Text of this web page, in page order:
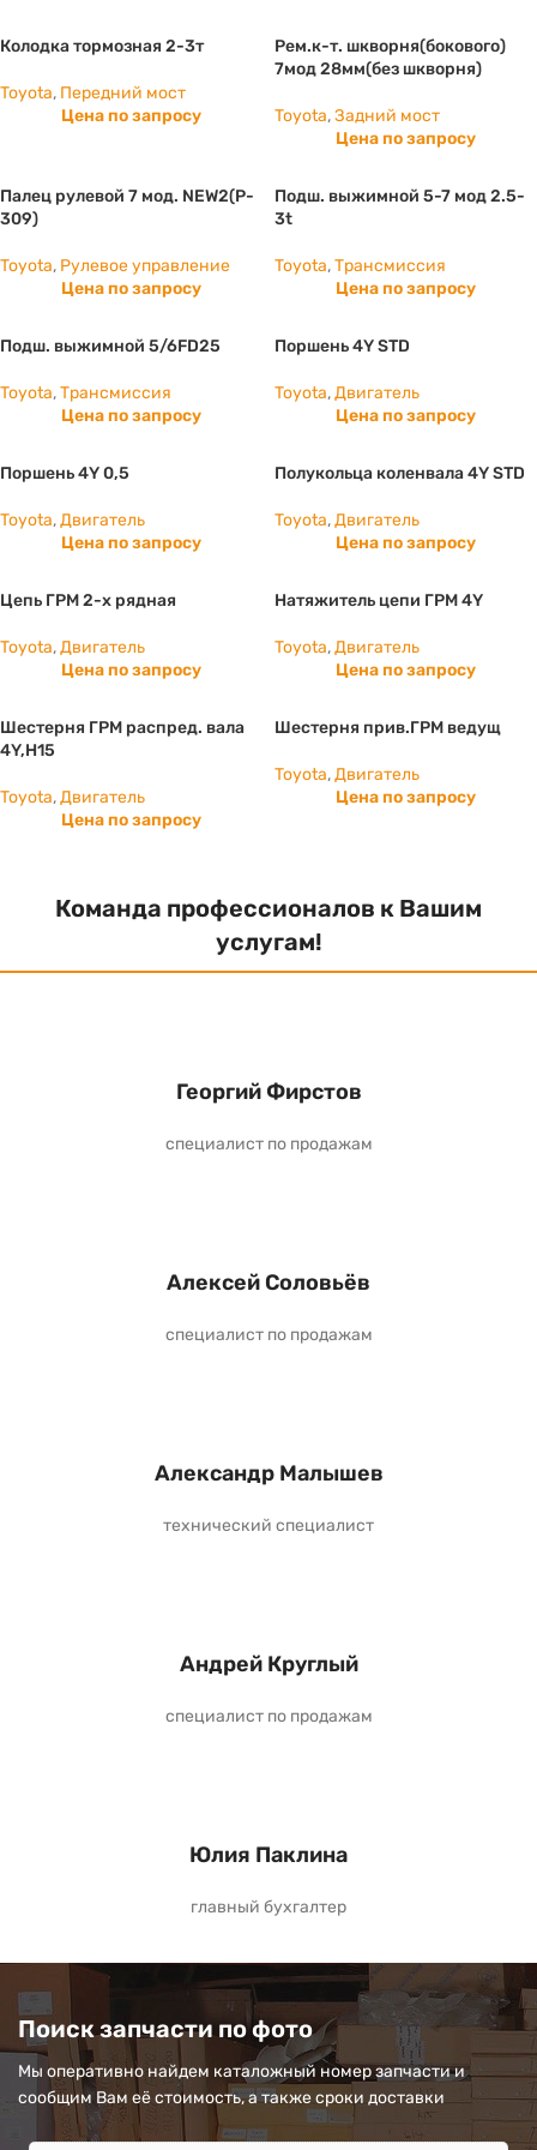
Колодка тормозная 2-3т
Toyota, Передний мост
Цена по запросу
Рем.к-т. шкворня(бокового)
7мод 28мм(без шкворня)
Toyota,Задний мост
Цена по запросу
Палец рулевой 7 мод. NEW2(P-
309)
Toyota, Рулевое управление
Цена по запросу
Подш. выжимной 5-7 мод 2.5-
3t
Toyota,Трансмиссия
Цена по запросу
Подш. выжимной 5/6FD25
Toyota,Трансмиссия
Цена по запросу
Поршень 4Y STD
Toyota,Двигатель
Цена по запросу
Поршень 4Y 0,5
Toyota,Двигатель
Цена по запросу
Полукольца коленвала 4Y STD
Toyota,Двигатель
Цена по запросу
Цепь ГРМ 2-х рядная
Toyota,Двигатель
Цена по запросу
Натяжитель цепи ГРМ 4Y
Toyota,Двигатель
Цена по запросу
Шестерня ГРМ распред. вала
4Y,H15
Toyota,Двигатель
Цена по запросу
Шестерня прив.ГРМ ведущ
Toyota,Двигатель
Цена по запросу
Команда профессионалов к Вашим
услугам!
Георгий Фирстов
специалист по продажам
Алексей Соловьёв
специалист по продажам
Александр Малышев
технический специалист
Андрей Круглый
специалист по продажам
Юлия Паклина
главный бухгалтер
Поиск запчасти по фото
Мы оперативно найдем каталожный номер запчасти и
сообщим Вам её стоимость, а также сроки доставки